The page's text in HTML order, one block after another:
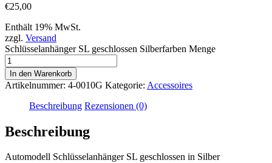
€25,00
Enthält 19% MwSt.
zzgl. Versand
Schlüsselanhänger SL geschlossen Silberfarben Menge
In den Warenkorb
Artikelnummer: 4-0010G Kategorie: Accessoires
Beschreibung Rezensionen (0)
Beschreibung
Automodell Schlüsselanhänger SL geschlossen in Silber